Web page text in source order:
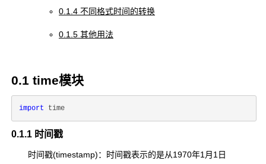
0.1.4 不同格式时间的转换
0.1.5 其他用法
0.1 time模块
import
0.1.1 时间戳
时间戳(timestamp)：时间戳表示的是从1970年1月1日